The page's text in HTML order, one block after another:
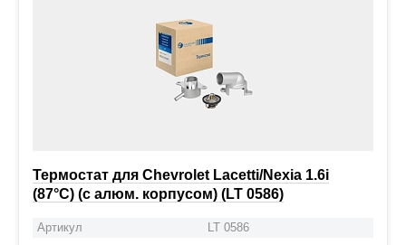
Термостат для Chevrolet Lacetti/Nexia 1.6i
(87°С) (с алюм. корпусом) (LT 0586)
Артикул LT 0586